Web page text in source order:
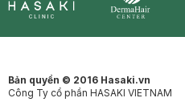
Bản quyền © 2016 Hasaki.vn
Công Ty cổ phần HASAKI VIETNAM